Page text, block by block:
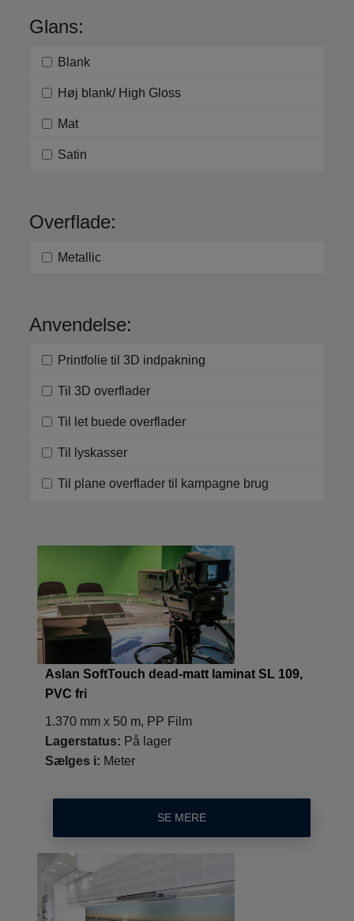
Glans:
Blank
Høj blank/ High Gloss
Mat
Satin
Overflade:
Metallic
Anvendelse:
Printfolie til 3D indpakning
Til 3D overflader
Til let buede overflader
Til lyskasser
Til plane overflader til kampagne brug
Aslan SoftTouch dead-matt laminat SL 109,
PVC fri
1.370 mm x 50 m, PP Film
Lagerstatus: På lager
Sælges i: Meter
SE MERE